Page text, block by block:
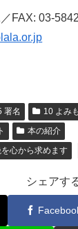
FAX: 03-
署名
10 よみ
本の紹介
心から求めます
シェアす